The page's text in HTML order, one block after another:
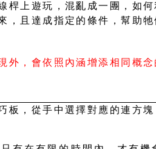
桿上遊玩，混亂成一團，如
，且達成指定的條件，幫助
外，會依照內涵增添相同概
板，從手中選擇對應的連方